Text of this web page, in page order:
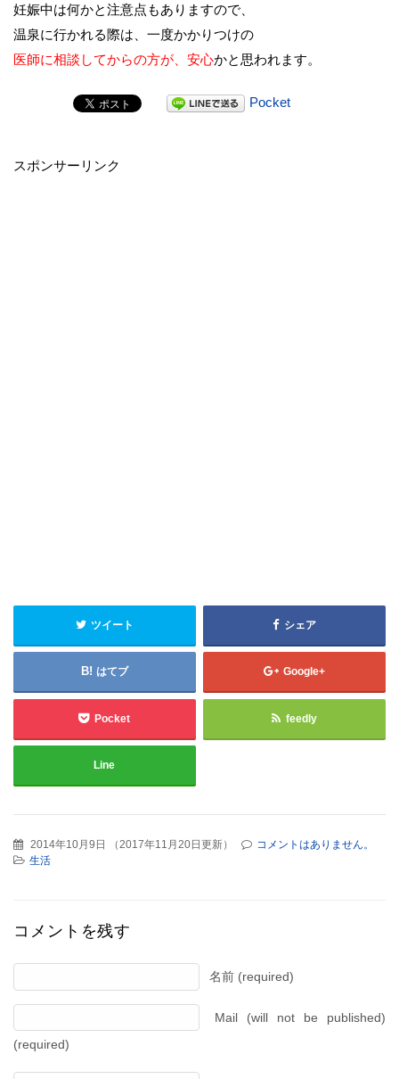
妊娠中は何かと注意点もありますので、
温泉に行かれる際は、一度かかりつけの
医師に相談してからの方が、安心かと思われます。
Pocket
スポンサーリンク
ツイート シェア
はてブ Google+
Pocket feedly
Line
2014年10月9日 （ 2017年11月20日更新）
コメントはありません。
生活
コメントを残す
名前 (required)
Mail (will not be published)
(required)